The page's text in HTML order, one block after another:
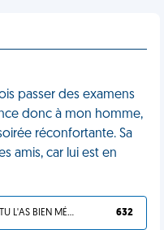
passer des examens
donc à mon homme,
réconfortante. Sa
amis, car lui est en
TU L'AS BIEN MÉRITÉ 632